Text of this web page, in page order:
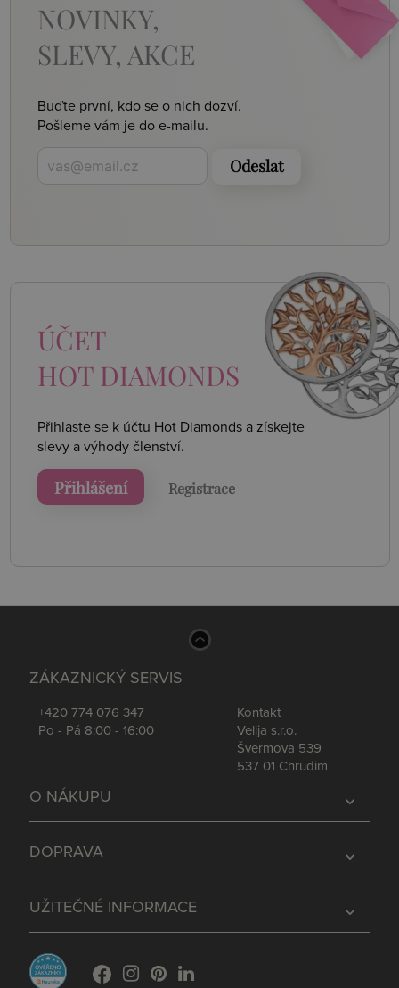
NOVINKY,
SLEVY, AKCE
Buďte první, kdo se o nich dozví.
Pošleme vám je do e-mailu.
Odeslat
ÚČET
HOT DIAMONDS
Přihlaste se k účtu Hot Diamonds a získejte
slevy a výhody členství.
Přihlášení Registrace
ZÁKAZNICKÝ SERVIS
+420 774 076 347
Po - Pá 8:00 - 16:00
Kontakt
Velija s.r.o.
Švermova 539
537 01 Chrudim
expand_more
O NÁKUPU
expand_more
DOPRAVA
expand_more
UŽITEČNÉ INFORMACE